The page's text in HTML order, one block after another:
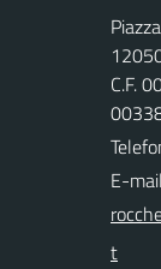
C.F.
E-